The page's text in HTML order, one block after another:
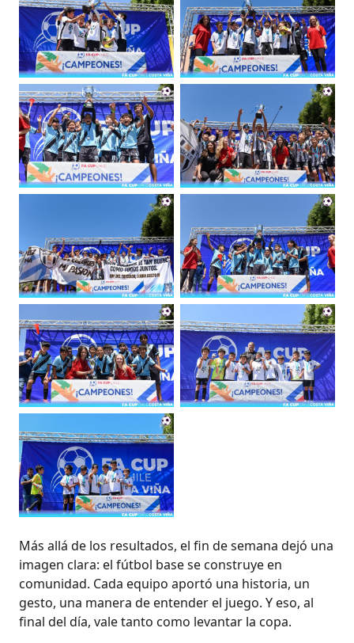
Más allá de los resultados, el fin de semana dejó una
imagen clara: el fútbol base se construye en
comunidad. Cada equipo aportó una historia, un
gesto, una manera de entender el juego. Y eso, al
final del día, vale tanto como levantar la copa.